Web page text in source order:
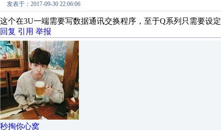
发表于：2017-09-30 22:06:06
这个在3U一端需要写数据通讯交换程序，至于Q系列只需要设
回复 引用 举报
秒掏你心窝